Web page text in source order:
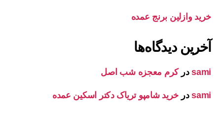
خرید وازلین برنج عمده
آخرین دیدگاه‌ها
samiدرکرم معجزه شب اصل
samiدر خرید شامپو تریاک دکتر اسکین عمده